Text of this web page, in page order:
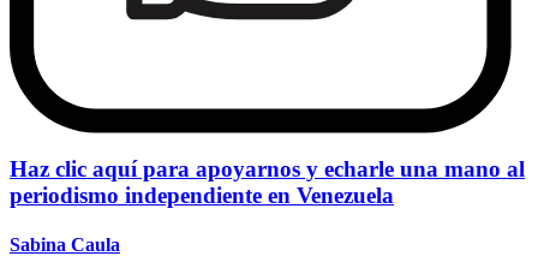
Haz clic aquí para apoyarnos y echarle una mano al
periodismo independiente en Venezuela
Sabina Caula